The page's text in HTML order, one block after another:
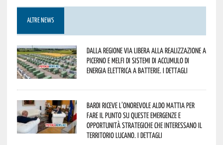
ALTRE NEWS
Dalla Regione via libera alla realizzazione a
Picerno e Melfi di sistemi di accumulo di
energia elettrica a batterie. I dettagli
Bardi riceve l’onorevole Aldo Mattia per
fare il punto su queste emergenze e
opportunità strategiche che interessano il
territorio lucano. I dettagli